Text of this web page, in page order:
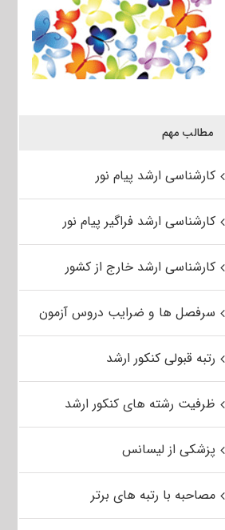
مطالب مهم
کارشناسی ارشد پیام نور
کارشناسی ارشد فراگیر پیام نور
کارشناسی ارشد خارج از کشور
سرفصل ها و ضرایب دروس آزمون
رتبه قبولی کنکور ارشد
ظرفیت رشته های کنکور ارشد
پزشکی از لیسانس
مصاحبه با رتبه های برتر